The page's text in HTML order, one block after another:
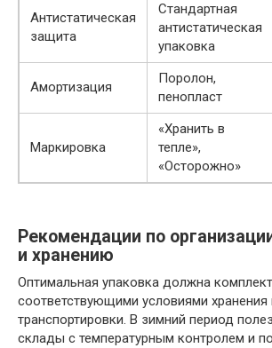
Антистатическая
защита
Стандартная
антистатическая
упаковка
Амортизация
Поролон,
пенопласт
Маркировка
«Хранить в
тепле»,
«Осторожно»
Рекомендации по
и хранению
Оптимальная упаковка должна
соответствующими условиями хранения
транспортировки. В зимний период
склады с температурным контролем и